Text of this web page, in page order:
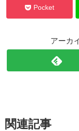
Pocket
アーカ
関連記事